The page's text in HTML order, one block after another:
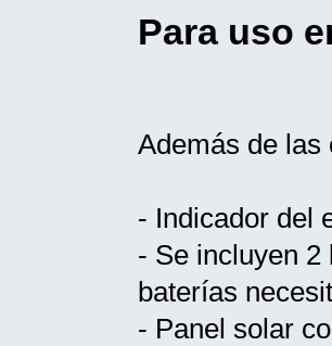
Para uso
Además de
- Indicador del
- Se incluyen
baterías
- Panel solar